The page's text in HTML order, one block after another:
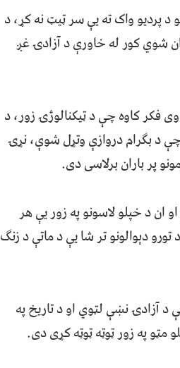
پردیو واک ته یې سر ټیټ نه کړ، د
شوي کور له خاورې د آزادۍ غږ
فکر کاوه چې د ټیکنالوژۍ زور، د
چې د بګرام دروازې وتړل شوې، نړۍ
پر باران برلاسی دی.
ان د خپلو لاسونو په زور یې هر
دېوالونو تر شا یې د ماتې د زنګ
د آزادۍ نښې لټوي او د تاریخ په
په زور ټوټه ټوټه کړی دی.